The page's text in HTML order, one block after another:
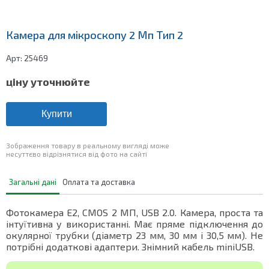
Камера для мікроскопу 2 Мп Тип 2
Арт: 25469
ціну уточнюйте
Купити
Зображення товару в реальному вигляді може
несуттєво відрізнятися від фото на сайті
Загальні дані Оплата та доставка
Фотокамера E2, CMOS 2 МП, USB 2.0. Камера, проста та
інтуїтивна у використанні. Має пряме підключення до
окулярної трубки (діаметр 23 мм, 30 мм і 30,5 мм). Не
потрібні додаткові адаптери. Знімний кабель miniUSB.